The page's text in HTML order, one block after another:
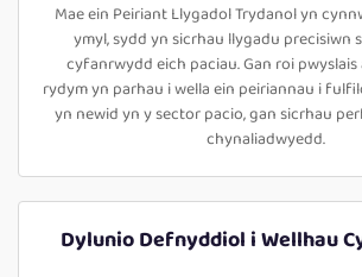
Mae ein Peiriant Llygadol Trydanol yn
ymyl, sydd yn sicrhau llygadu precisiwn
cyfanrwydd eich paciau. Gan roi
rydym yn parhau i wella ein peiriannau i
yn newid yn y sector pacio, gan sicrhau
chynaliadwyedd.
Dylunio Defnyddiol i Wellhau